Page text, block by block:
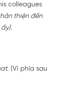
colleagues
thiện đến
. (Vì phía sau